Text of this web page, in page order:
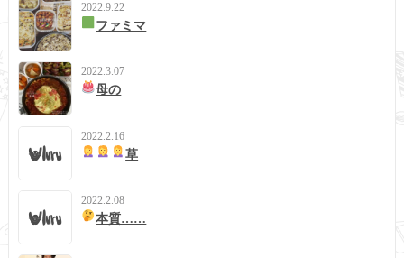
2022.9.22
ファミマ
2022.3.07
母の
2022.2.16
草
2022.2.08
本質……